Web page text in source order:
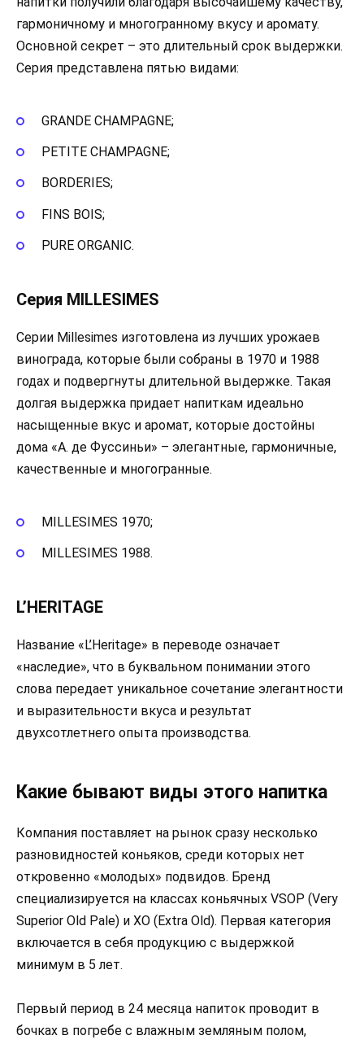
гармоничному и многогранному вкусу и аромату.
Основной секрет – это длительный срок выдержки.
Серия представлена пятью видами:
GRANDE CHAMPAGNE;
PETITE CHAMPAGNE;
BORDERIES;
FINS BOIS;
PURE ORGANIC.
Серия MILLESIMES
Серии Millesimes изготовлена из лучших урожаев
винограда, которые были собраны в 1970 и 1988
годах и подвергнуты длительной выдержке. Такая
долгая выдержка придает напиткам идеально
насыщенные вкус и аромат, которые достойны
дома «А. де Фуссиньи» – элегантные, гармоничные,
качественные и многогранные.
MILLESIMES 1970;
MILLESIMES 1988.
L’HERITAGE
Название «L’Heritage» в переводе означает
«наследие», что в буквальном понимании этого
слова передает уникальное сочетание элегантности
и выразительности вкуса и результат
двухсотлетнего опыта производства.
Какие бывают виды этого напитка
Компания поставляет на рынок сразу несколько
разновидностей коньяков, среди которых нет
откровенно «молодых» подвидов. Бренд
специализируется на классах коньячных VSOP (Very
Superior Old Pale) и XO (Extra Old). Первая категория
включается в себя продукцию с выдержкой
минимум в 5 лет.
Первый период в 24 месяца напиток проводит в
бочках в погребе с влажным земляным полом,